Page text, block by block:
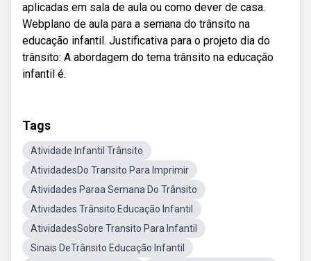
aplicadas em sala de aula ou como dever de casa.
Webplano de aula para a semana do trânsito na
educação infantil. Justificativa para o projeto dia do
trânsito: A abordagem do tema trânsito na educação
infantil é.
Tags
Atividade Infantil Trânsito
AtividadesDo Transito Para Imprimir
Atividades Paraa Semana Do Trânsito
Atividades Trânsito Educação Infantil
AtividadesSobre Transito Para Infantil
Sinais DeTrânsito Educação Infantil